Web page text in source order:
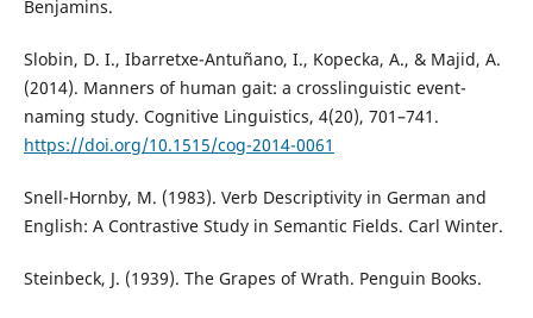
Benjamins.
Slobin, D. I., Ibarretxe-Antuñano, I., Kopecka, A., & Majid, A.
(2014). Manners of human gait: a crosslinguistic event-
naming study. Cognitive Linguistics, 4(20), 701–741.
https://doi.org/10.1515/cog-2014-0061
Snell-Hornby, M. (1983). Verb Descriptivity in German and
English: A Contrastive Study in Semantic Fields. Carl Winter.
Steinbeck, J. (1939). The Grapes of Wrath. Penguin Books.